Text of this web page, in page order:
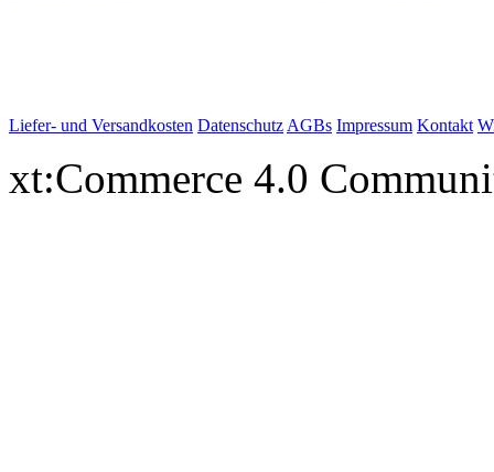
Liefer- und Versandkosten Datenschutz AGBs Impressum Kontakt
xt:Commerce 4.0